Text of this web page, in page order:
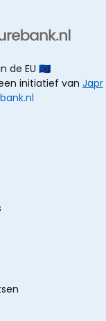
de EU 🇪🇺
initiatief van Japr